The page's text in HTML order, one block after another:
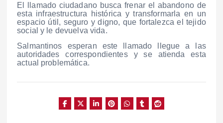
El llamado ciudadano busca frenar el abandono de
esta infraestructura histórica y transformarla en un
espacio útil, seguro y digno, que fortalezca el tejido
social y le devuelva vida.
Salmantinos esperan este llamado llegue a las
autoridades correspondientes y se atienda esta
actual problemática.